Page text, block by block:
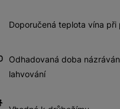
Doporučená teplota vína při
Odhadovaná doba
lahvování